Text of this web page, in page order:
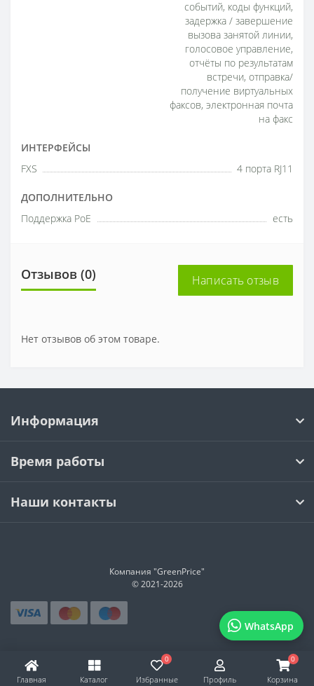
Главная Каталог
0
Избранные Профиль
0
Корзина
событий, коды функций,
задержка / завершение
вызова занятой линии,
голосовое управление,
отчёты по результатам
встречи, отправка/
получение виртуальных
факсов, электронная почта
на факс
ИНТЕРФЕЙСЫ
FXS 4 порта RJ11
ДОПОЛНИТЕЛЬНО
Поддержка PoE есть
Отзывов (0) Написать отзыв
Нет отзывов об этом товаре.
WhatsApp
Информация
Время работы
Наши контакты
Компания "GreenPrice"
© 2021-2026